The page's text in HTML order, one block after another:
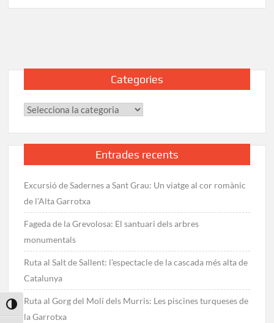
Toggle High Contrast
Ruta
Categories
Categories
Entrades recents
Excursió de Sadernes a Sant Grau: Un viatge al cor romànic
de l’Alta Garrotxa
Fageda de la Grevolosa: El santuari dels arbres
monumentals
Ruta al Salt de Sallent: l’espectacle de la cascada més alta de
Catalunya
Ruta al Gorg del Molí dels Murris: Les piscines turqueses de
la Garrotxa